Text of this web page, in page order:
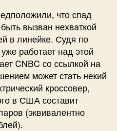
что спад
вызван нехваткой
в линейке. Судя по
работает над этой
CNBC со ссылкой на
может стать некий
кроссовер,
в США составит
(эквивалентно